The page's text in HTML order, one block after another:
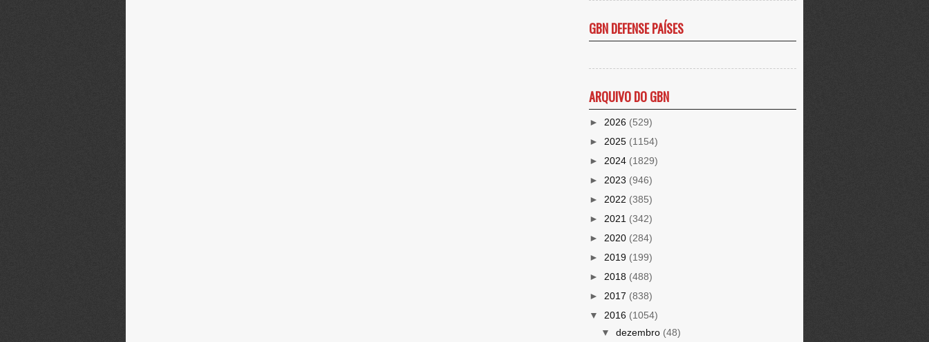
GBN DEFENSE PAÍSES
ARQUIVO DO GBN
► 2026 (529)
► 2025 (1154)
► 2024 (1829)
► 2023 (946)
► 2022 (385)
► 2021 (342)
► 2020 (284)
► 2019 (199)
► 2018 (488)
► 2017 (838)
▼ 2016 (1054)
▼ dezembro (48)